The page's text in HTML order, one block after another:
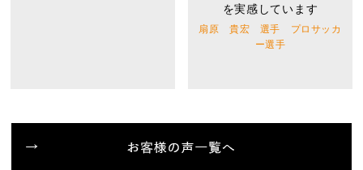
を実感しています
扇原 貴宏 選手 プロサッカ
ー選手